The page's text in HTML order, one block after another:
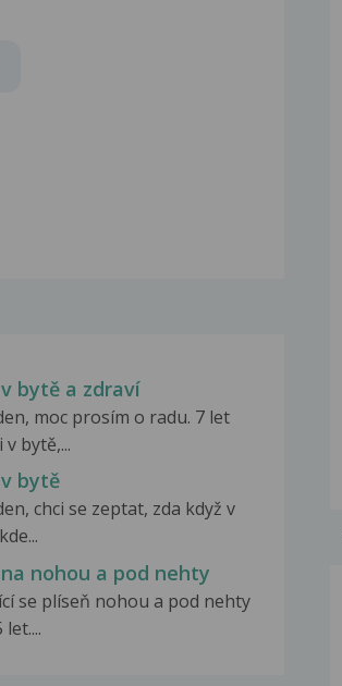
bytě a zdraví
moc prosím o radu. 7 let
v bytě,...
bytě
chci se zeptat, zda když v
nohou a pod nehty
se plíseň nohou a pod nehty